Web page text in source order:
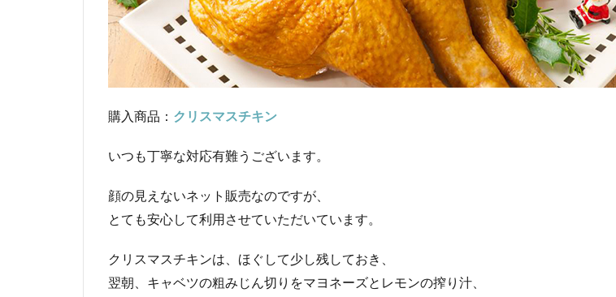
購入商品： クリスマスチキン
いつも丁寧な対応有難うございます。
顔の見えないネット販売なのですが、
とても安心して利用させていただいています。
クリスマスチキンは、ほぐして少し残しておき、
翌朝、キャベツの粗みじん切りをマヨネーズとレモンの搾り汁、